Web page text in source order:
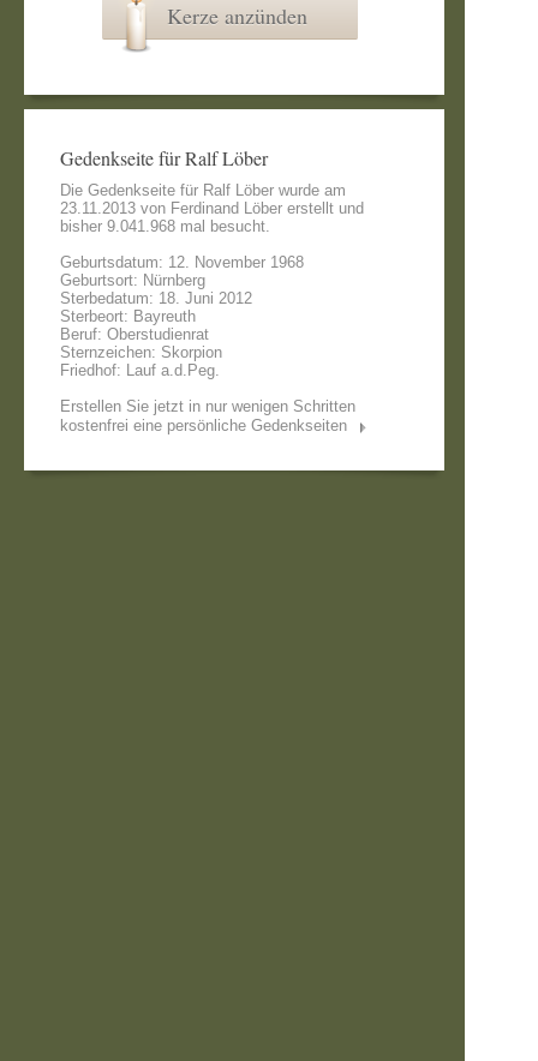
Kerze anzünden
Gedenkseite für Ralf Löber
Die Gedenkseite für Ralf Löber wurde am
23.11.2013 von Ferdinand Löber erstellt und
bisher 9.041.968 mal besucht.
Geburtsdatum: 12. November 1968
Geburtsort: Nürnberg
Sterbedatum: 18. Juni 2012
Sterbeort: Bayreuth
Beruf: Oberstudienrat
Sternzeichen: Skorpion
Friedhof: Lauf a.d.Peg.
Erstellen Sie jetzt in nur wenigen Schritten
kostenfrei eine persönliche Gedenkseiten